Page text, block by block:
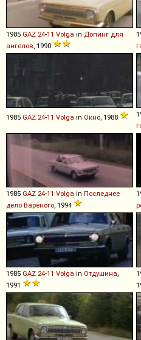
1985 GAZ 24-11 Volga in Допинг для
ангелов , 1990
1985 GAZ 24-11 Volga in Окно , 1988
1985 GAZ 24-11 Volga in Последнее
дело Варёного, 1994
1985 GAZ 24-11 Volga in Отдушина,
1991